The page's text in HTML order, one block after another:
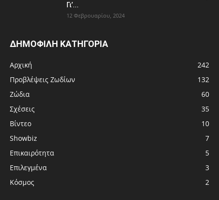
Γι’...
12 Φεβρουαρίου, 2024
ΔΗΜΟΦΙΛΗ ΚΑΤΗΓΟΡΙΑ
Αρχική
242
Προβλέψεις Ζωδίων
132
Ζώδια
60
Σχέσεις
35
Βίντεο
10
Showbiz
7
Επικαιρότητα
5
Επιλεγμένα
3
Κόσμος
2